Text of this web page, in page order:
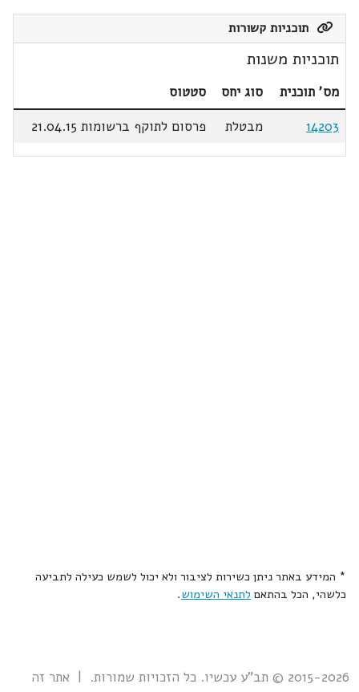
תוכניות קשורות
תוכניות משנות
מס' תוכנית סוג יחס
סטטוס
14203
מבטלת פרסום לתוקף ברשומות 21.04.15
* המידע באתר ניתן כשירות לציבור ולא יכול לשמש כעילה לתביעה
כלשהי, הכל בהתאם לתנאי השימוש.
2015-2026 © תב"ע עכשיו. כל הזכויות שמורות. | אתר זה